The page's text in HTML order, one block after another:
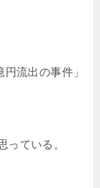
流出の事件」
っている。